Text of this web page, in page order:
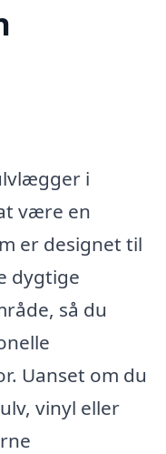
i
være en
er designet til
dygtige
så du
Uanset om du
vinyl eller